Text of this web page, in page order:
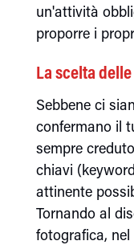
un'attività
proporre i
La scelta
Sebbene ci
confermano il
sempre
chiavi
attinente
Tornando al
fotografica,